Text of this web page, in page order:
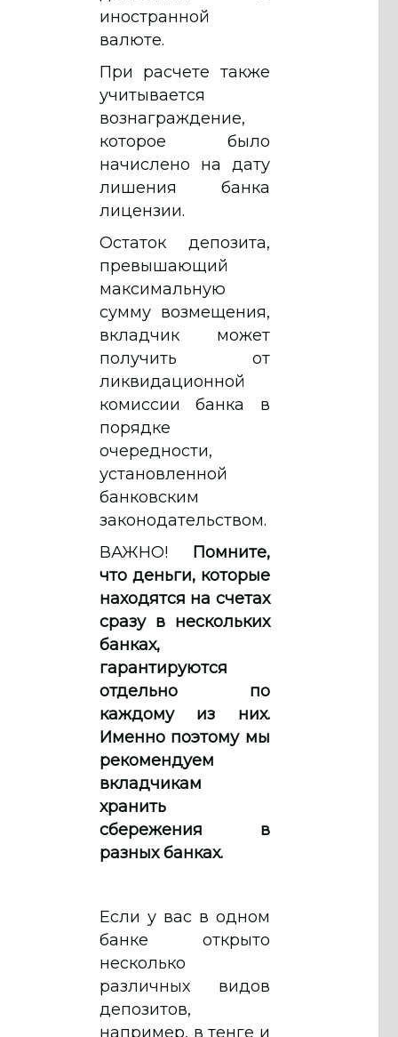
иностранной
валюте.
При расчете также
учитывается
вознаграждение,
которое было
начислено на дату
лишения банка
лицензии.
Остаток депозита,
превышающий
максимальную
сумму возмещения,
вкладчик может
получить от
ликвидационной
комиссии банка в
порядке
очередности,
установленной
банковским
законодательством.
ВАЖНО!
Помните,
что деньги, которые
находятся на счетах
сразу в нескольких
банках,
гарантируются
отдельно по
каждому из них.
Именно поэтому мы
рекомендуем
вкладчикам
хранить
сбережения в
разных банках.
Если у вас в одном
банке открыто
несколько
различных видов
депозитов,
например, в тенге и